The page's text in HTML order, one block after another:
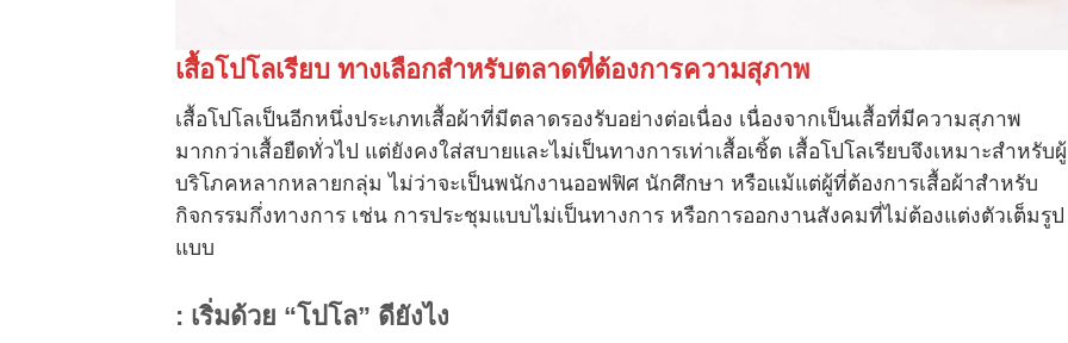
เสื้อโปโลเรียบ ทางเลือกสำหรับตลาดที่ต้องการความสุภาพ
เสื้อโปโลเป็นอีกหนึ่งประเภทเสื้อผ้าที่มีตลาดรองรับอย่างต่อเนื่อง เนื่องจากเป็นเสื้อที่มีความสุภาพ
มากกว่าเสื้อยืดทั่วไป แต่ยังคงใส่สบายและไม่เป็นทางการเท่าเสื้อเชิ้ต เสื้อโปโลเรียบจึงเหมาะสำหรับผู้
บริโภคหลากหลายกลุ่ม ไม่ว่าจะเป็นพนักงานออฟฟิศ นักศึกษา หรือแม้แต่ผู้ที่ต้องการเสื้อผ้าสำหรับ
กิจกรรมกึ่งทางการ เช่น การประชุมแบบไม่เป็นทางการ หรือการออกงานสังคมที่ไม่ต้องแต่งตัวเต็มรูป
แบบ
: เริ่มด้วย “โปโล” ดียังไง